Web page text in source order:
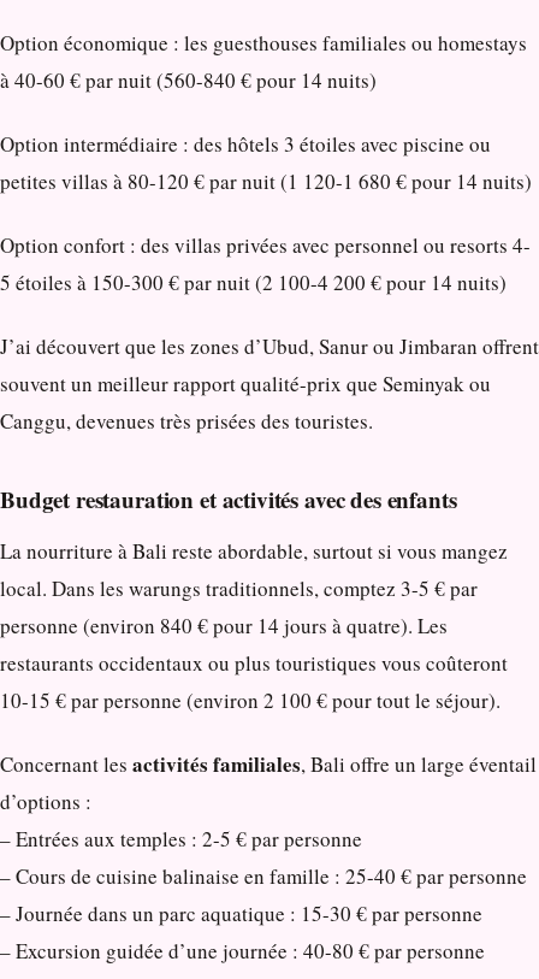
Option économique : les guesthouses familiales ou homestays
à 40-60 € par nuit (560-840 € pour 14 nuits)
Option intermédiaire : des hôtels 3 étoiles avec piscine ou
petites villas à 80-120 € par nuit (1 120-1 680 € pour 14 nuits)
Option confort : des villas privées avec personnel ou resorts 4-
5 étoiles à 150-300 € par nuit (2 100-4 200 € pour 14 nuits)
J’ai découvert que les zones d’Ubud, Sanur ou Jimbaran offrent
souvent un meilleur rapport qualité-prix que Seminyak ou
Canggu, devenues très prisées des touristes.
Budget restauration et activités avec des enfants
La nourriture à Bali reste abordable, surtout si vous mangez
local. Dans les warungs traditionnels, comptez 3-5 € par
personne (environ 840 € pour 14 jours à quatre). Les
restaurants occidentaux ou plus touristiques vous coûteront
10-15 € par personne (environ 2 100 € pour tout le séjour).
Concernant les activités familiales, Bali offre un large éventail
d’options :
– Entrées aux temples : 2-5 € par personne
– Cours de cuisine balinaise en famille : 25-40 € par personne
– Journée dans un parc aquatique : 15-30 € par personne
– Excursion guidée d’une journée : 40-80 € par personne